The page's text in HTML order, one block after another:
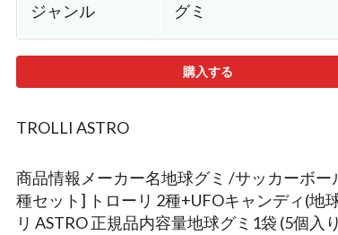
ジャンル グミ
購入する
TROLLI ASTRO
商品情報メーカー名地球グミ /サッカーボ
種セット] トローリ 2種+UFOキャンディ(地
リ ASTRO 正規品内容量地球グミ1袋 (5個